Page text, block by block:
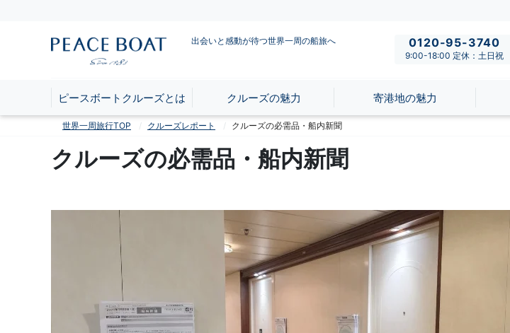
出会いと感動が待つ世界一周の船旅へ 0120-95-3740
9:00-18:00 定休：土日祝
ピースボートクルーズとは クルーズの魅力 寄港地の魅力
世界一周旅行TOP クルーズレポート クルーズの必需品・船内新聞
クルーズの必需品・船内新聞